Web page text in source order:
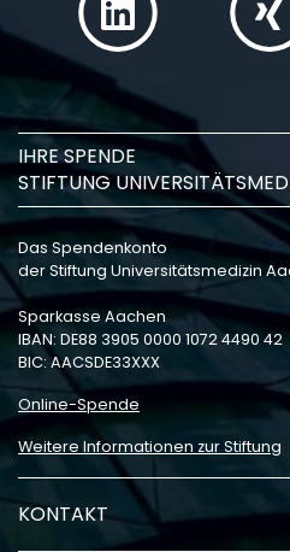
IHRE SPENDE
STIFTUNG
Das Spendenkonto
der Stiftung Universitätsmedizin
Sparkasse Aachen
IBAN: DE88 3905 0000 1072 4490 42
BIC: AACSDE33XXX
Online-Spende
Weitere Informationen zur Stiftung
KONTAKT